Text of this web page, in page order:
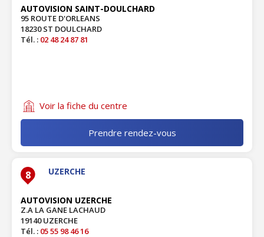
AUTOVISION SAINT-DOULCHARD
95 ROUTE D'ORLEANS
18230 ST DOULCHARD
Tél. : 02 48 24 87 81
Voir la fiche du centre
Prendre rendez-vous
8 UZERCHE
AUTOVISION UZERCHE
Z.A LA GANE LACHAUD
19140 UZERCHE
Tél. : 05 55 98 46 16